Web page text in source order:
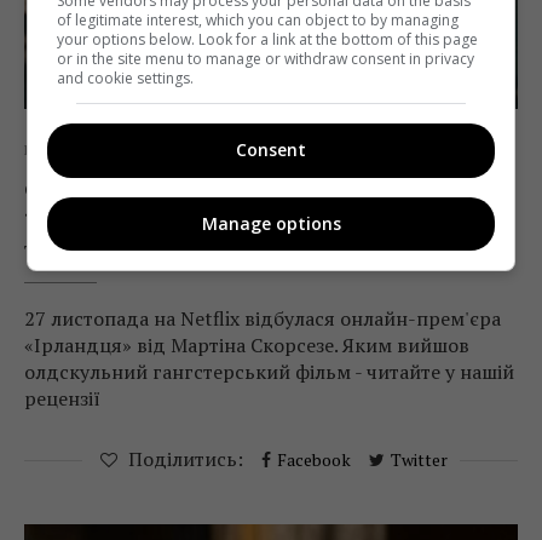
Кіно
Старі розбійники: рецензія на фільм
«Ірландець» Мартіна Скорсезе
Telekritika
02.12.2019 14:00
27 листопада на Netflix відбулася онлайн-прем'єра
«Ірландця» від Мартіна Скорсезе. Яким вийшов
олдскульний гангстерський фільм - читайте у нашій
рецензії
Поділитись: Facebook Twitter
of legitimate interest, which you can object to by managing
your options below. Look for a link at the bottom of this page
or in the site menu to manage or withdraw consent in privacy
and cookie settings.
Consent
Manage options